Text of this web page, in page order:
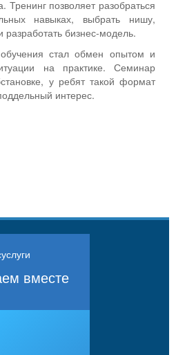
Тренинг позволяет разобраться
навыках, выбрать нишу,
бизнес-модель.
стал обмен опытом и
на практике. Семинар
у ребят такой формат
интерес.
вместе